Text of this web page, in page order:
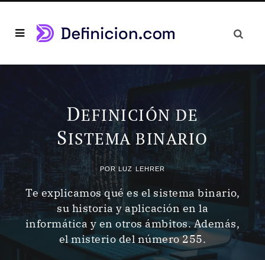
DEFINICIÓN DE
SISTEMA BINARIO
PORLUZ LEHRER
Te explicamos qué es el sistema binario,
su historia y aplicación en la
informática y en otros ámbitos. Además,
el misterio del número 255.